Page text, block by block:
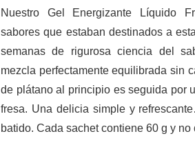
Nuestro Gel Energizante Líquido
sabores que estaban destinados a
semanas de rigurosa ciencia del
mezcla perfectamente equilibrada sin
de plátano al principio es seguida por
fresa. Una delicia simple y
batido. Cada sachet contiene 60 g y no